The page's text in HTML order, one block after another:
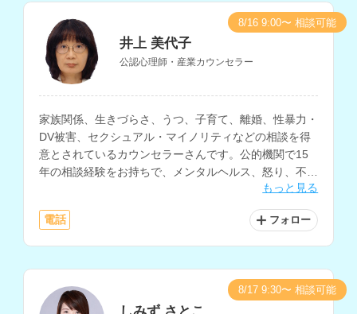
井上 美代子
公認心理師・産業カウンセラー
家族関係、生きづらさ、うつ、子育て、離婚、性暴力・
DV被害、セクシュアル・マイノリティなどの相談を得
意とされているカウンセラーさんです。公的機関で15
年の相談経験をお持ちで、メンタルヘルス、怒り、不
安、自己嫌悪、自分に自信がないなどの悩みにも対応さ
もっと見る
電話 フォロー
8/16 9:00〜 相談可能
8/17 9:30〜 相談可能